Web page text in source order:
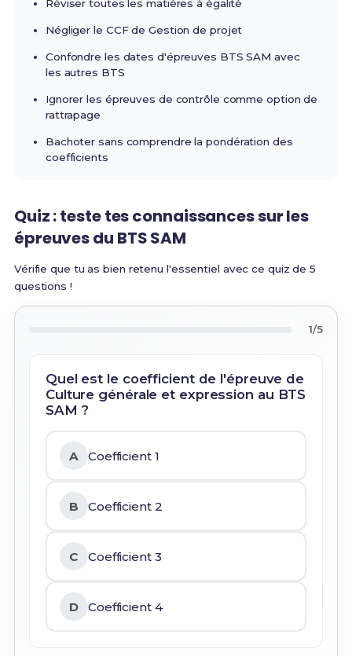
Réviser toutes les matières à égalité
Négliger le CCF de Gestion de projet
Confondre les dates d'épreuves BTS SAM avec
les autres BTS
Ignorer les épreuves de contrôle comme option de
rattrapage
Bachoter sans comprendre la pondération des
coefficients
Quiz : teste tes connaissances sur les
épreuves du BTS SAM
Vérifie que tu as bien retenu l'essentiel avec ce quiz de 5
questions !
1/5
Quel est le coefficient de l'épreuve de
Culture générale et expression au BTS
SAM ?
A Coefficient 1
B Coefficient 2
C Coefficient 3
D Coefficient 4